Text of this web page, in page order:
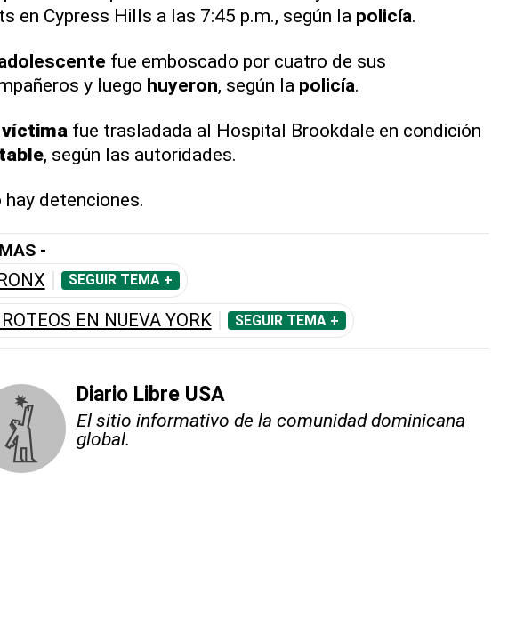
en Cypress Hills a las 7:45 p.m., según la policía.
fue emboscado por cuatro de sus
y luego huyeron, según la policía.
víctimafue trasladada al Hospital Brookdale en condición
, según las autoridades.
hay detenciones.
-
SEGUIR TEMA +
EN NUEVA YORK SEGUIR TEMA +
Diario Libre USA
El sitio informativo de la comunidad dominicana
global.